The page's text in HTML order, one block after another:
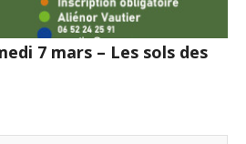
7 mars – Les sols des